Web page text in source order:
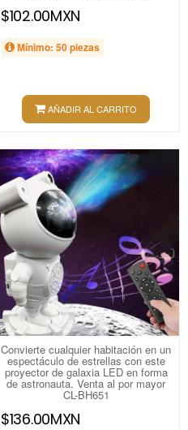
$102.00MXN
Mínimo: 50 piezas
AÑADIR AL CARRITO
Convierte cualquier habitación en un
espectáculo de estrellas con este
proyector de galaxia LED en forma
de astronauta. Venta al por mayor
CL-BH651
$136.00MXN